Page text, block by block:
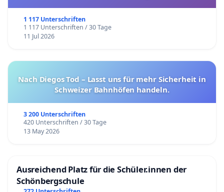
1 117 Unterschriften
1 117 Unterschriften / 30 Tage
11 Jul 2026
Nach Diegos Tod – Lasst uns für mehr Sicherheit in
Schweizer Bahnhöfen handeln.
3 200 Unterschriften
420 Unterschriften / 30 Tage
13 May 2026
Ausreichend Platz für die Schüler.innen der
Schönbergschule